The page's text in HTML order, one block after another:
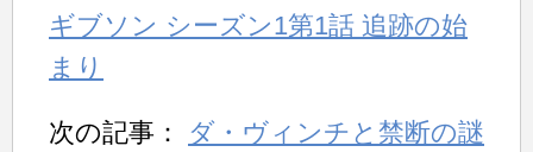
ギブソン シーズン1第1話 追跡の始
まり
次の記事： ダ・ヴィンチと禁断の謎